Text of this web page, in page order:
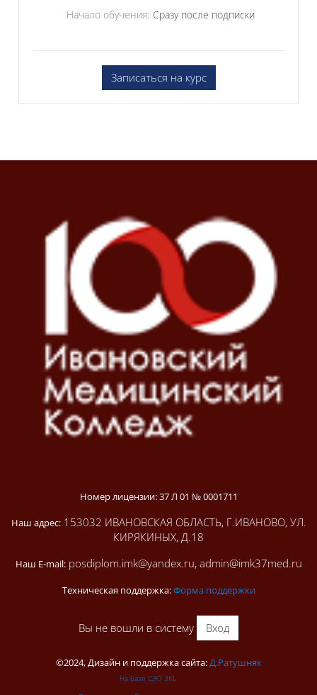
Начало обучения: Сразу после подписки
Записаться на курс
Номер лицензии: 37 Л 01 № 0001711
Наш адрес:153032 ИВАНОВСКАЯ ОБЛАСТЬ, Г.ИВАНОВО, УЛ.
КИРЯКИНЫХ, Д.18
Наш E-mail:posdiplom.imk@yandex.ru, admin@imk37med.ru
Техническая поддержка:Форма поддержки
Вы не вошли в систему Вход
©2024, Дизайн и поддержка сайта:Д.Ратушняк
На базе СЭО 3KL